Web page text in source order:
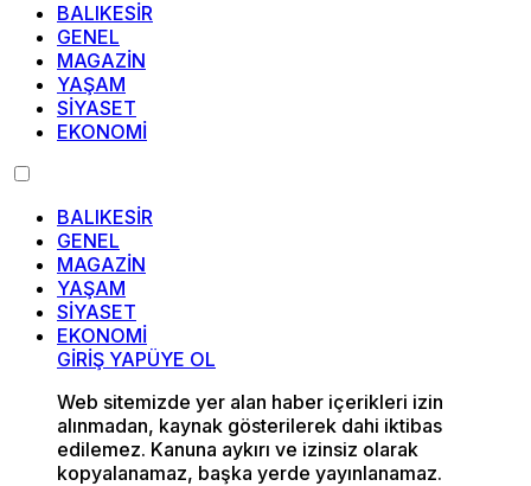
BALIKESİR
GENEL
MAGAZİN
YAŞAM
SİYASET
EKONOMİ
BALIKESİR
GENEL
MAGAZİN
YAŞAM
SİYASET
EKONOMİ
GİRİŞ YAPÜYE OL
Web sitemizde yer alan haber içerikleri izin
alınmadan, kaynak gösterilerek dahi iktibas
edilemez. Kanuna aykırı ve izinsiz olarak
kopyalanamaz, başka yerde yayınlanamaz.